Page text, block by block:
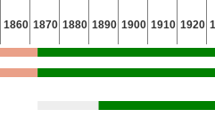
1860 1870 1880 1890 1900 1910 1920